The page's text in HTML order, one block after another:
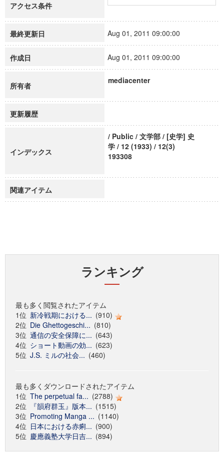
アクセス条件
最終更新日 Aug 01, 2011 09:00:00
作成日 Aug 01, 2011 09:00:00
所有者
mediacenter
更新履歴
インデックス
/ Public / 文学部 / [史学] 史
学 / 12 (1933) / 12(3)
193308
関連アイテム
ランキング
最も多く閲覧されたアイテム
1位 新冷戦期における... (910)
2位 Die Ghettogeschi... (810)
3位 通信の安全保障に... (643)
4位 ショート動画の効... (623)
5位 J.S. ミルの社会... (460)
最も多くダウンロードされたアイテム
1位 The perpetual fa... (2788)
2位
『韻府群玉』版本... (1515)
3位 Promoting Manga ... (1140)
4位 日本における赤痢... (900)
5位 慶應義塾大学日吉... (894)